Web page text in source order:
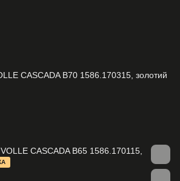
CASCADA B70 1586.170315, золотий